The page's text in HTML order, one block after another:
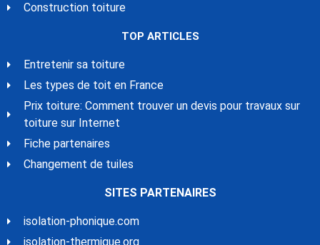
Construction toiture
TOP ARTICLES
Entretenir sa toiture
Les types de toit en France
Prix toiture: Comment trouver un devis pour travaux sur
toiture sur Internet
Fiche partenaires
Changement de tuiles
SITES PARTENAIRES
isolation-phonique.com
isolation-thermique.org